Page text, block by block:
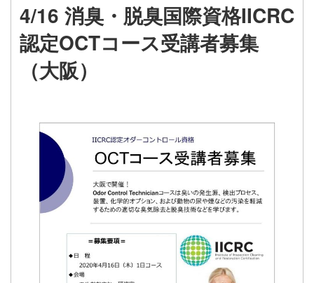
4/16 消臭・脱臭国際資格IICRC
認定OCTコース受講者募集
（大阪）